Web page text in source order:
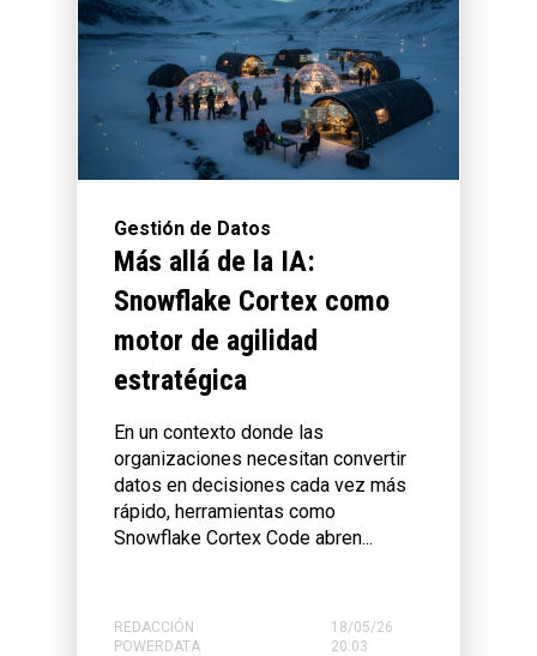
Gestión de Datos
Más allá de la IA:
Snowflake Cortex como
motor de agilidad
estratégica
En un contexto donde las
organizaciones necesitan convertir
datos en decisiones cada vez más
rápido, herramientas como
Snowflake Cortex Code abren...
REDACCIÓN
POWERDATA
18/05/26
20:03